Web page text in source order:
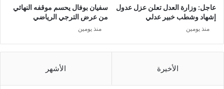
ي
ك
و
ن
عاجل: وزارة العدل تعلن عزل عدول
إشهاد وشطب خبير عدلي
منذ يومين
سفيان بوفال يحسم موقفه النهائي
من عرض الترجي الرياضي
منذ يومين
الأخيرة الأشهر